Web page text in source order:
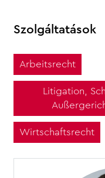
Szolgáltatások
Arbeitsrecht
Litigation,
Wirtschaftsrecht